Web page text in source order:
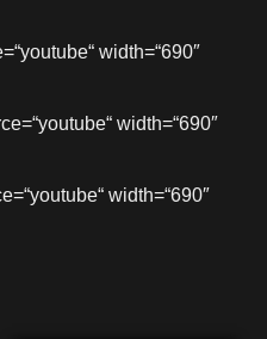
width=“690″
width=“690″
width=“690″